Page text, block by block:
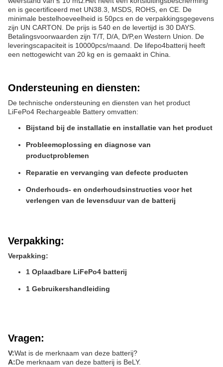
en is gecertificeerd met UN38.3, MSDS, ROHS, en CE. De
minimale bestelhoeveelheid is 50pcs en de verpakkingsgegevens
zijn UN CARTON. De prijs is 540 en de levertijd is 30 DAYS.
Betalingsvoorwaarden zijn T/T, D/A, D/P,en Western Union. De
leveringscapaciteit is 10000pcs/maand. De lifepo4batterij heeft
een nettogewicht van 20 kg en is gemaakt in China.
Ondersteuning en diensten:
De technische ondersteuning en diensten van het product
LiFePo4 Rechargeable Battery omvatten:
Bijstand bij de installatie en installatie van het product
Probleemoplossing en diagnose van
productproblemen
Reparatie en vervanging van defecte producten
Onderhouds- en onderhoudsinstructies voor het
verlengen van de levensduur van de batterij
Verpakking:
Verpakking:
1 Oplaadbare LiFePo4 batterij
1 Gebruikershandleiding
Vragen:
V:Wat is de merknaam van deze batterij?
A:De merknaam van deze batterij is BeLY.